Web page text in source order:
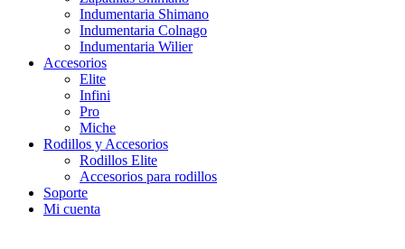
Indumentaria Shimano
Indumentaria Colnago
Indumentaria Wilier
Accesorios
Elite
Infini
Pro
Miche
Rodillos y Accesorios
Rodillos Elite
Accesorios para rodillos
Soporte
Mi cuenta